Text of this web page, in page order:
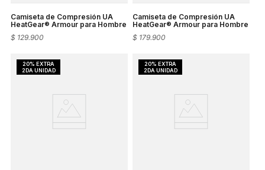
Camiseta de Compresión UA
HeatGear® Armour para Hombre
$ 129.900
Camiseta de Compresión UA
HeatGear® Armour para Hombre
$ 179.900